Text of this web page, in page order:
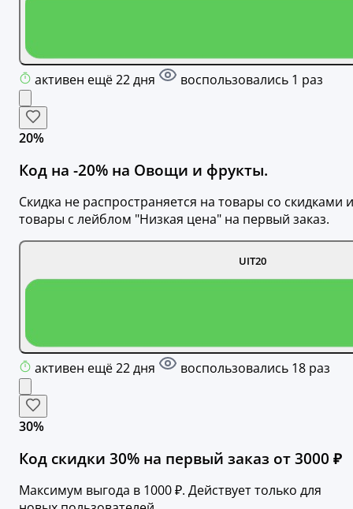
активен ещё 22 дня воспользовались 1 раз
20%
Код на -20% на Овощи и фрукты.
Скидка не распространяется на товары со скидками и
товары с лейблом "Низкая цена" на первый заказ.
UIT20
активен ещё 22 дня воспользовались 18 раз
30%
Код скидки 30% на первый заказ от 3000 ₽
Максимум выгода в 1000 ₽. Действует только для